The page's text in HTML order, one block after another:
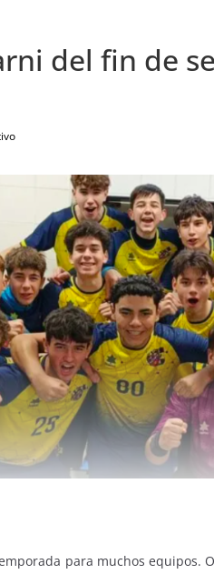
del fin de
para muchos equipos.